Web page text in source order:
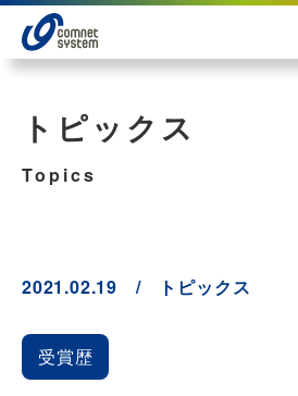
トピックス
Topics
2021.02.19 / トピックス
受賞歴